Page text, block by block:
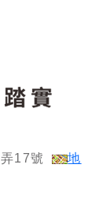
17號
地